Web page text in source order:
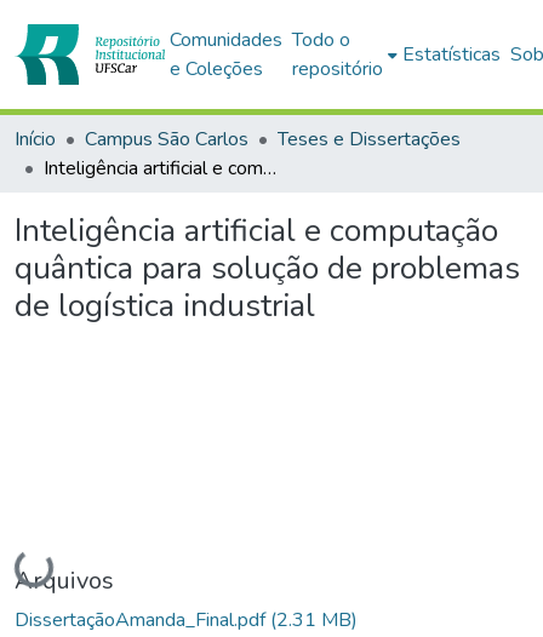
Comunidades
e Coleções
Todo o
repositório
Estatísticas
Início Campus São Carlos
Teses e Dissertações
Inteligência artificial e computação quântica para solução de problemas de logística industrial
Inteligência artificial e computação
quântica para solução de problemas
de logística industrial
Carregando...
Arquivos
DissertaçãoAmanda_Final.pdf(2.31 MB)